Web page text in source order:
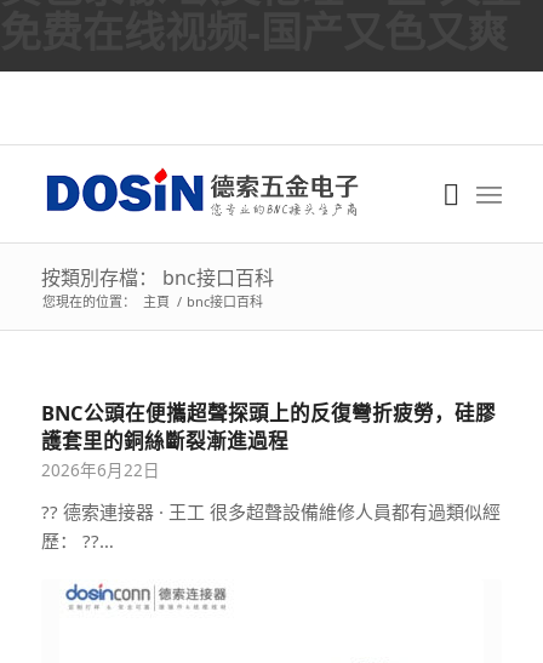
按類別存檔： bnc接口百科
您現在的位置： 主頁 / bnc接口百科
BNC公頭在便攜超聲探頭上的反復彎折疲勞，硅膠
護套里的銅絲斷裂漸進過程
2026年6月22日
?? 德索連接器 · 王工 很多超聲設備維修人員都有過類似經
歷： ??…